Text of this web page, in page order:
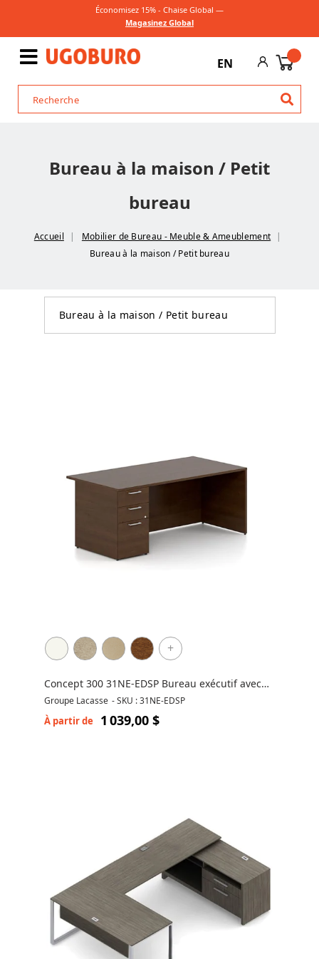
Économisez 15% - Chaise Global —
Magasinez Global
EN
Bureau à la maison / Petit
bureau
Accueil
Mobilier de Bureau - Meuble & Ameublement
Bureau à la maison / Petit bureau
Bureau à la maison / Petit bureau
+
Concept 300 31NE-EDSP Bureau exécutif avec
caisson à 3 tiroirs
Groupe Lacasse -SKU : 31NE-EDSP
À partir de 1 039,00 $